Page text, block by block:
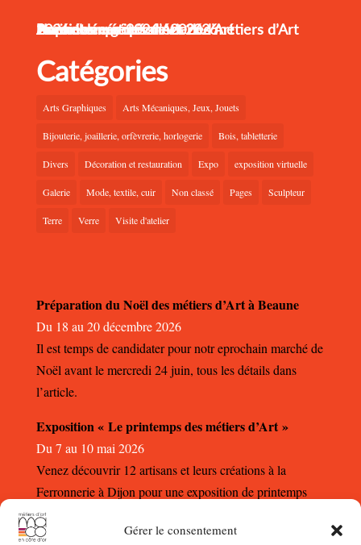
Gérer le consentement
Noël des métiers d’Art 2026
Journées européennes des métiers d’Art 2026
Le printemps des métiers d’Art
Assemblée générale 2026
Bonne année 2026
Catégories
Arts Graphiques Arts Mécaniques, Jeux, Jouets
Bijouterie, joaillerie, orfèvrerie, horlogerie Bois, tabletterie
Divers Décoration et restauration Expo exposition virtuelle
Galerie Mode, textile, cuir Non classé Pages Sculpteur
Terre Verre Visite d'atelier
Préparation du Noël des métiers d’Art à Beaune
Du 18 au 20 décembre 2026
Il est temps de candidater pour notr eprochain marché de
Noël avant le mercredi 24 juin, tous les détails dans
l’article.
Exposition « Le printemps des métiers d’Art »
Du 7 au 10 mai 2026
Venez découvrir 12 artisans et leurs créations à la
Ferronnerie à Dijon pour une exposition de printemps
autour des métiers d’Art.